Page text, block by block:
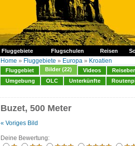
Fluggebiete Flugschulen Reisen
Home » Fluggebiete » Europa » Kroatien
Fluggebiet Bilder (22) Videos
Umgebung
OLC Unterkünfte
Buzet, 500 Meter
« Voriges Bild
Deine Bewertung: